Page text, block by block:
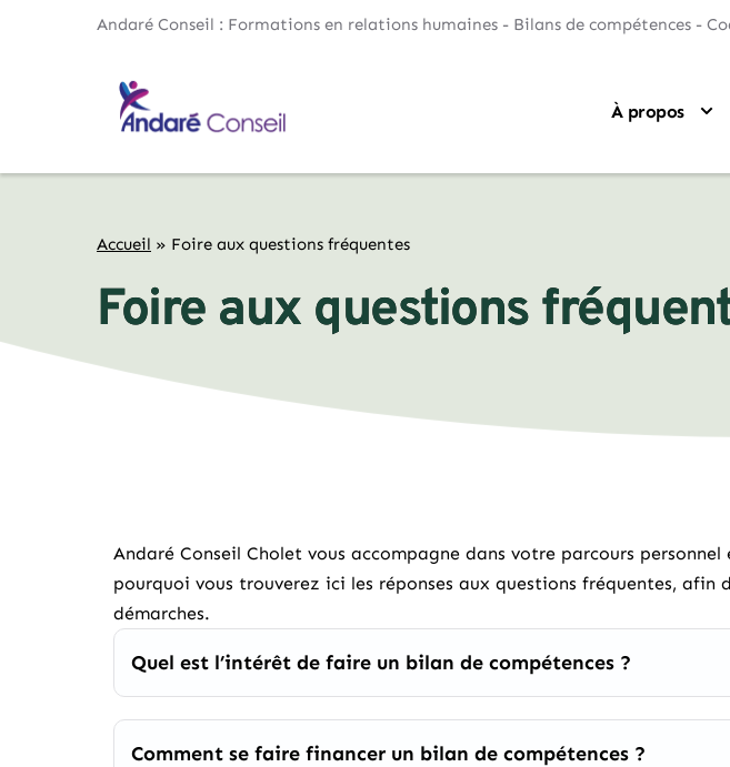
Andaré Conseil : Formations en relations humaines - Bilans de compétences -
À propos
Accueil » Foire aux questions fréquentes
Foire aux questions
Andaré Conseil Cholet vous accompagne dans votre parcours
pourquoi vous trouverez ici les réponses aux questions fréquentes, afin
démarches.
Quel est l’intérêt de faire un bilan de compétences ?
Comment se faire financer un bilan de compétences ?